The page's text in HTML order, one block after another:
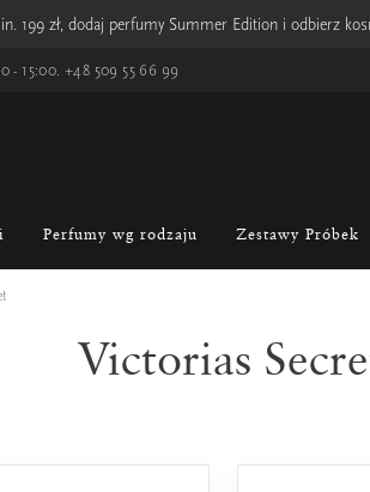
199 zł, dodaj perfumy Summer Edition i odbierz
- 15:00. +48 509 55 66 99
Perfumy wg rodzaju Zestawy Próbek
Victorias